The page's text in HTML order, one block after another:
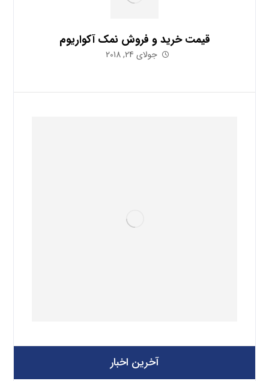
قیمت خرید و فروش نمک آکواریوم
جولای 24, 2018
آخرین اخبار